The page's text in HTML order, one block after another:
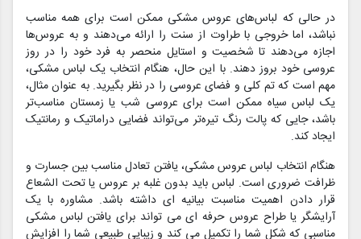
در حالی که لباس‌های عروس مشکی ممکن است برای همه مناسب
نباشد، اما خروجی با طراوت از سنت را ارائه می‌دهند و به عروس‌ها
اجازه می‌دهند تا شخصیت و استایل منحصر به فرد خود را در روز
عروسی خود بروز دهند. با این حال، هنگام انتخاب یک لباس مشکی،
مهم است که تم کلی و فضای عروسی را در نظر بگیرید. به عنوان مثال،
یک لباس سیاه ممکن است برای عروسی شب یا زمستان مناسب‌تر
باشد، جایی که پالت رنگ تیره‌تر می‌تواند فضایی دراماتیک و رمانتیک
ایجاد کند.
هنگام انتخاب لباس عروس مشکی، یافتن تعادل مناسب بین جسارت و
ظرافت ضروری است. لباس باید بدون غلبه بر عروس یا تحت الشعاع
قرار دادن اهمیت مناسبت بیانیه ای داشته باشد. مشاوره با یک
آرایشگر یا طراح عروس حرفه ای می تواند برای یافتن لباس مشکی
مناسبی که شکل شما را تکمیل می کند و زیبایی طبیعی شما را افزایش